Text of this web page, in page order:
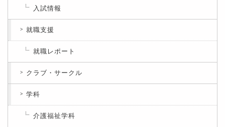
入試情報
就職支援
就職レポート
クラブ・サークル
学科
介護福祉学科